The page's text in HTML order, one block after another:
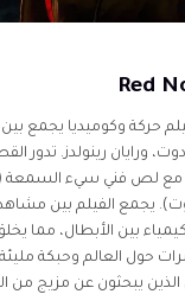
حركة وكوميديا يجمع
مع لص فني سيء السمعة
يجمع الفيلم بين
بين الأبطال، مما
حول العالم وحبكة
يبحثون عن مزيج من